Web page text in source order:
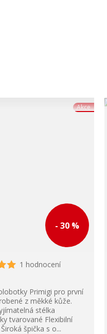
Akce
- 30 %
1 hodnocení
Primigi pro první
z měkké kůže.
stélka
tvarované Flexibilní
špička s o...